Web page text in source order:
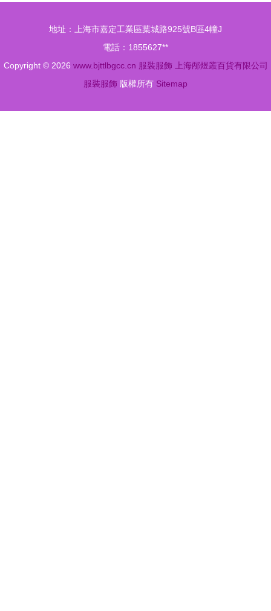
繪制教程）
片
500622777
地址：上海市嘉定工業區葉城路925號B區4幢J
電話：1855627**
Copyright © 2026 www.bjttlbgcc.cn 服裝服飾
上海邴煜叢百貨有限公司
服裝服飾 版權所有 Sitemap